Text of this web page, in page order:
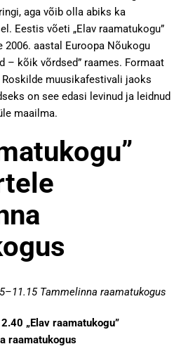
aga võib olla abiks ka
Eestis võeti „Elav raamatukogu”
aastal Euroopa Nõukogu
– kõik võrdsed” raames. Formaat
muusikafestivali jaoks
on see edasi levinud ja leidnud
maailma.
Tammelinna raamatukogus
„Elav raamatukogu”
raamatukogus